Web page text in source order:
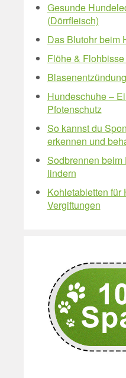
Gesunde
(Dörrfleisch)
Das Blutohr beim
Flöhe &
Hundeschuhe –
Pfotenschutz
So kannst du
erkennen und
Sodbrennen beim
lindern
Kohletabletten für
Vergiftungen